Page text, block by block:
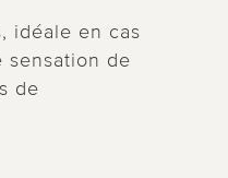
idéale en cas
sensation de
de